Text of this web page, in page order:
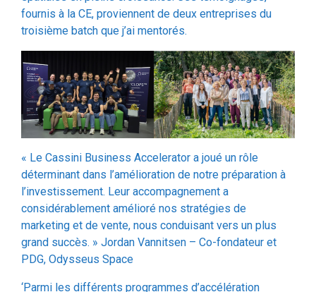
« Le Cassini Business Accelerator a joué un rôle
déterminant dans l’amélioration de notre préparation à
l’investissement. Leur accompagnement a
considérablement amélioré nos stratégies de
marketing et de vente, nous conduisant vers un plus
grand succès. » Jordan Vannitsen – Co-fondateur et
PDG, Odysseus Space
‘Parmi les différents programmes d’accélération
auxquels nous avons eu le privilège de participer,
l’accélérateur CASSINI a joué un rôle clé à un moment